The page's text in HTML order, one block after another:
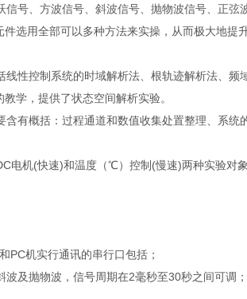
信号、方波信号、斜波信号、抛物波信号、正
选用全部可以多种方法来实操，从而极大地
性控制系统的时域解析法、根轨迹解析法、
学，提供了状态空间解析实验。
有概括：过程通道和数值收集处置整理、系
电机(快速)和温度（℃）控制(慢速)两种实验
PC机实行通讯的串行口包括；
及抛物波，信号周期在2毫秒至30秒之间可调；